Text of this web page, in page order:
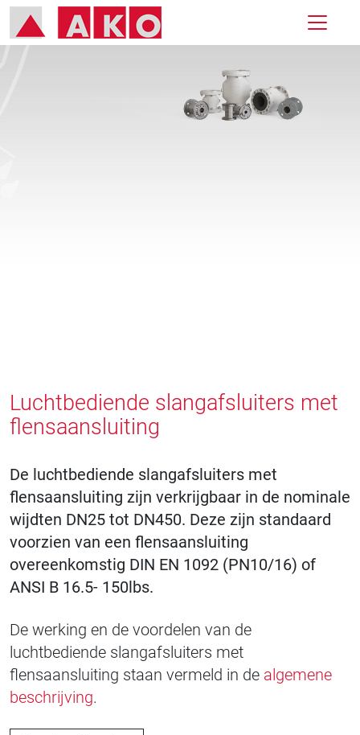
Luchtbediende slangafsluiters met
flensaansluiting
De luchtbediende slangafsluiters met
flensaansluiting zijn verkrijgbaar in de nominale
wijdten DN25 tot DN450. Deze zijn standaard
voorzien van een flensaansluiting
overeenkomstig DIN EN 1092 (PN10/16) of
ANSI B 16.5- 150lbs.
De werking en de voordelen van de
luchtbediende slangafsluiters met
flensaansluiting staan vermeld in de algemene
beschrijving.